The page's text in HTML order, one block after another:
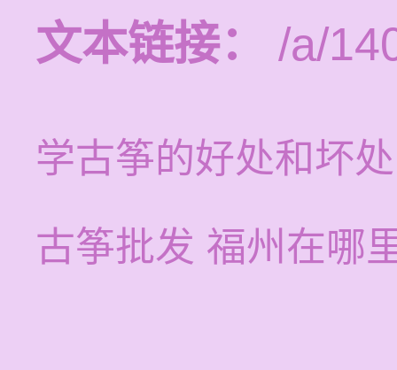
文本链接：
/a/
学古筝的好处和坏处
古筝批发 福州在哪